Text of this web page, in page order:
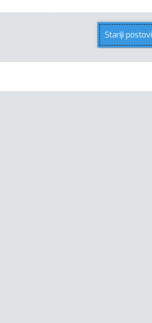
Stariji postovi